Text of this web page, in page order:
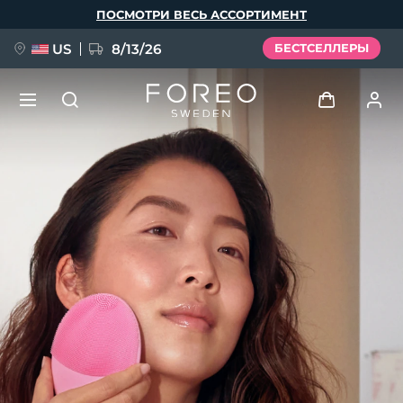
ПОСМОТРИ ВЕСЬ АССОРТИМЕНТ
US 8/13/26 БЕСТСЕЛЛЕРЫ
Профиль пользователя
Мои приборы
Мои заказы
Мои адреса
Мои подписки
НОВИНКА
FAQ™ Pure Beauty-Tech Elixir
BREAKING NEWS
issa™ Teeth Whitening Set
Язык
English Deutsch
Español
Français
Italiano
Português
Polski
Svenska
Русский
Türkçe
简体中文 繁體中文